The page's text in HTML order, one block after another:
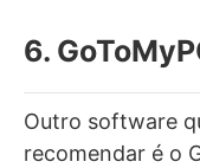
6.
Outro software
recomendar é o